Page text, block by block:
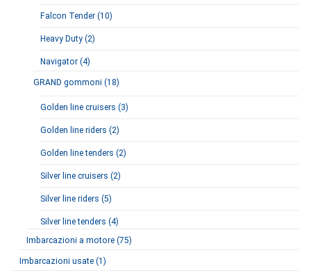
Falcon Tender (10)
Heavy Duty (2)
Navigator (4)
GRAND gommoni (18)
Golden line cruisers (3)
Golden line riders (2)
Golden line tenders (2)
Silver line cruisers (2)
Silver line riders (5)
Silver line tenders (4)
Imbarcazioni a motore (75)
Imbarcazioni usate (1)